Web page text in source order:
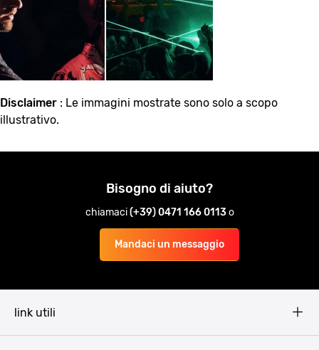
Disclaimer : Le immagini mostrate sono solo a scopo
illustrativo.
Bisogno di aiuto?
chiamaci(+39) 0471 166 0113o
Mandaci un messaggio
link utili